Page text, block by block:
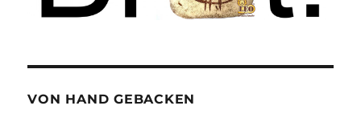
VON HAND GEBACKEN